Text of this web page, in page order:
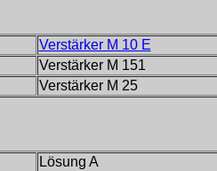
Verstärker M 10 E
Verstärker M 151
Verstärker M 25
Lösung A